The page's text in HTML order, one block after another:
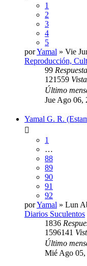
1
2
3
4
5
porYamal » Vie
Reproducción,
99
121559
Último
Jue Ago 06,
Yamal G. R.
1
…
88
89
90
91
92
porYamal » Lun
Diarios Suculentos
1836
1596141
Último
Mié Ago 05,